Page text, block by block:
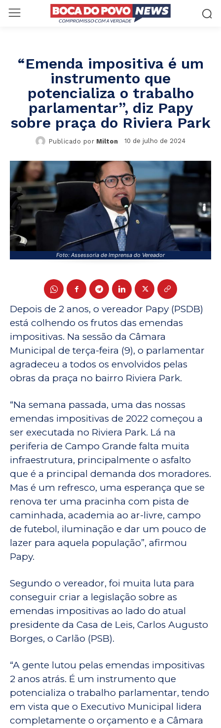
“Emenda impositiva é um
instrumento que
potencializa o trabalho
parlamentar”, diz Papy
sobre praça do Riviera Park
Publicado por Milton 10 de julho de 2024
Foto: Assessoria de Imprensa do Vereador
Depois de 2 anos, o vereador Papy (PSDB)
está colhendo os frutos das emendas
impositivas. Na sessão da Câmara
Municipal de terça-feira (9), o parlamentar
agradeceu a todos os envolvidos pelas
obras da praça no bairro Riviera Park.
“Na semana passada, uma das nossas
emendas impositivas de 2022 começou a
ser executada no Riviera Park. Lá na
periferia de Campo Grande falta muita
infraestrutura, principalmente o asfalto
que é a principal demanda dos moradores.
Mas é um refresco, uma esperança que se
renova ter uma pracinha com pista de
caminhada, academia ao ar-livre, campo
de futebol, iluminação e dar um pouco de
lazer para aquela população”, afirmou
Papy.
Segundo o vereador, foi muita luta para
conseguir criar a legislação sobre as
emendas impositivas ao lado do atual
presidente da Casa de Leis, Carlos Augusto
Borges, o Carlão (PSB).
“A gente lutou pelas emendas impositivas
2 anos atrás. É um instrumento que
potencializa o trabalho parlamentar, tendo
em vista que o Executivo Municipal lidera
completamente o orçamento e a Câmara